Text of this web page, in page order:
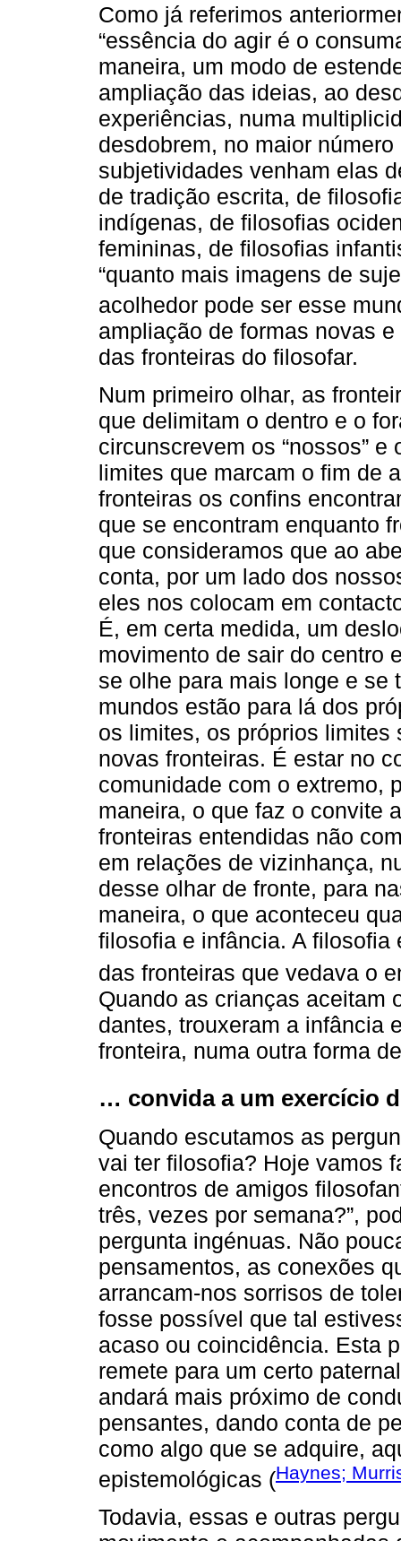
Como já referimos
“essência do agir é o
maneira, um modo de
ampliação das ideias, ao
experiências, numa
desdobrem, no maior
subjetividades venham elas
de tradição escrita, de
indígenas, de filosofias
femininas, de filosofias
“quanto mais imagens de
acolhedor pode ser esse
ampliação de formas novas
das fronteiras do filosofar.
Num primeiro olhar, as
que delimitam o dentro e o
circunscrevem os “nossos” e
limites que marcam o fim de
fronteiras os confins
que se encontram enquanto
que consideramos que ao
conta, por um lado dos
eles nos colocam em
É, em certa medida, um
movimento de sair do centro
se olhe para mais longe e se
mundos estão para lá dos
os limites, os próprios limites
novas fronteiras. É estar no
comunidade com o extremo,
maneira, o que faz o convite
fronteiras entendidas não
em relações de vizinhança,
desse olhar de fronte, para
maneira, o que aconteceu
filosofia e infância. A filosofia
das fronteiras que vedava o
Quando as crianças aceitam
dantes, trouxeram a infância
fronteira, numa outra forma
… convida a um exercício
Quando escutamos as
vai ter filosofia? Hoje vamos
encontros de amigos
três, vezes por semana?”,
pergunta ingénuas. Não
pensamentos, as conexões
arrancam-nos sorrisos de
fosse possível que tal
acaso ou coincidência. Esta
remete para um certo
andará mais próximo de
pensantes, dando conta de
como algo que se adquire,
epistemológicas (Haynes;
Todavia, essas e outras